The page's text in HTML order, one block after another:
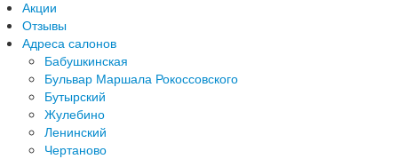
Акции
Отзывы
Адреса салонов
Бабушкинская
Бульвар Маршала Рокоссовского
Бутырский
Жулебино
Ленинский
Чертаново